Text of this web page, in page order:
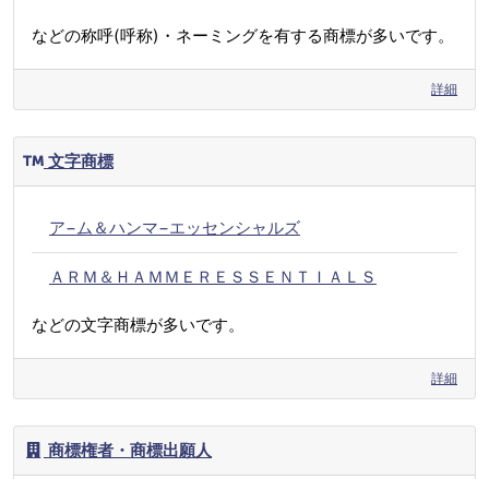
などの称呼(呼称)・ネーミングを有する商標が多いです。
詳細
文字商標
ア−ム＆ハンマ−エッセンシャルズ
ＡＲＭ＆ＨＡＭＭＥＲＥＳＳＥＮＴＩＡＬＳ
などの文字商標が多いです。
詳細
商標権者・商標出願人